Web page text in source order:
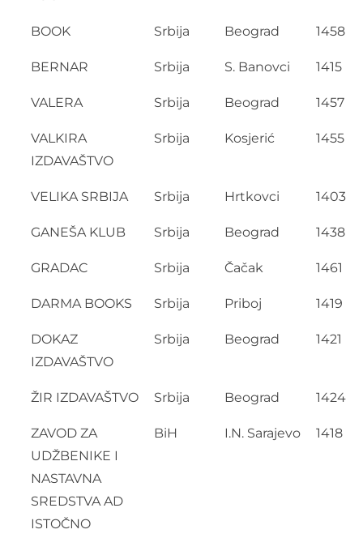
BOOK Srbija Beograd 1458
BERNAR Srbija S. Banovci 1415
VALERA Srbija Beograd 1457
VALKIRA
IZDAVAŠTVO
Srbija Kosjerić 1455
VELIKA SRBIJA Srbija Hrtkovci 1403
GANEŠA KLUB Srbija Beograd 1438
GRADAC Srbija Čačak 1461
DARMA BOOKS Srbija Priboj 1419
DOKAZ
IZDAVAŠTVO
Srbija Beograd 1421
ŽIR IZDAVAŠTVO Srbija Beograd 1424
ZAVOD ZA
UDŽBENIKE I
NASTAVNA
SREDSTVA AD
ISTOČNO
BiH I.N. Sarajevo 1418